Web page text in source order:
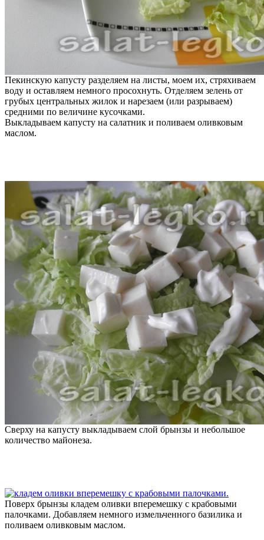
Пекинскую капусту разделяем на листы, моем их, стряхиваем
воду и оставляем немного просохнуть. Отделяем зелень от
грубых центральных жилок и нарезаем (или разрываем)
средними по величине кусочками.
Выкладываем капусту на салатник и поливаем оливковым
маслом.
Сверху на капусту выкладываем слой брынзы и небольшое
количество майонеза.
Поверх брынзы кладем оливки вперемешку с крабовыми
палочками. Добавляем немного измельченного базилика и
поливаем оливковым маслом.